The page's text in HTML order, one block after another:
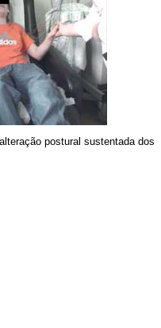
postural sustentada dos